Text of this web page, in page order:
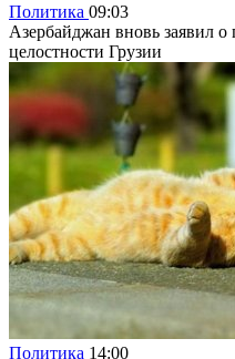
Политика 09:03
Азербайджан вновь заявил
целостности Грузии
Политика 14:00